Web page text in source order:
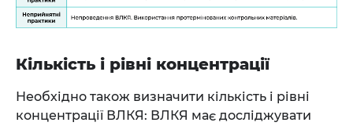
Кількість і рівні концентрації
Необхідно також визначити кількість і рівні
концентрації ВЛКЯ: ВЛКЯ має досліджувати